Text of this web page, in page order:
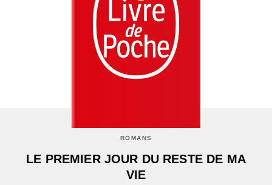
ROMANS
LE PREMIER JOUR DU RESTE DE MA
VIE